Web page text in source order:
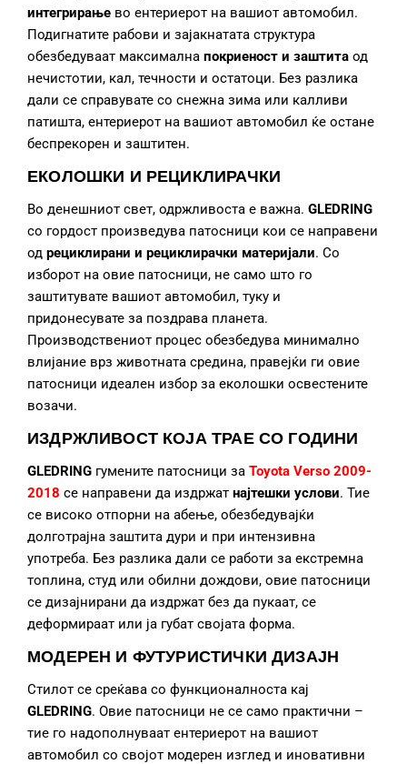
интегрирање во ентериерот на вашиот автомобил.
Подигнатите рабови и зајакнатата структура
обезбедуваат максимална покриеност и заштита од
нечистотии, кал, течности и остатоци. Без разлика
дали се справувате со снежна зима или калливи
патишта, ентериерот на вашиот автомобил ќе остане
беспрекорен и заштитен.
ЕКОЛОШКИ И РЕЦИКЛИРАЧКИ
Во денешниот свет, одржливоста е важна. GLEDRING
со гордост произведува патосници кои се направени
од рециклирани и рециклирачки материјали. Со
изборот на овие патосници, не само што го
заштитувате вашиот автомобил, туку и
придонесувате за поздрава планета.
Производствениот процес обезбедува минимално
влијание врз животната средина, правејќи ги овие
патосници идеален избор за еколошки освестените
возачи.
ИЗДРЖЛИВОСТ КОЈА ТРАЕ СО ГОДИНИ
GLEDRING гумените патосници за Toyota Verso 2009-
2018 се направени да издржат најтешки услови. Тие
се високо отпорни на абење, обезбедувајќи
долготрајна заштита дури и при интензивна
употреба. Без разлика дали се работи за екстремна
топлина, студ или обилни дождови, овие патосници
се дизајнирани да издржат без да пукаат, се
деформираат или ја губат својата форма.
МОДЕРЕН И ФУТУРИСТИЧКИ ДИЗАЈН
Стилот се среќава со функционалноста кај
GLEDRING. Овие патосници не се само практични –
тие го надополнуваат ентериерот на вашиот
автомобил со својот модерен изглед и иновативни